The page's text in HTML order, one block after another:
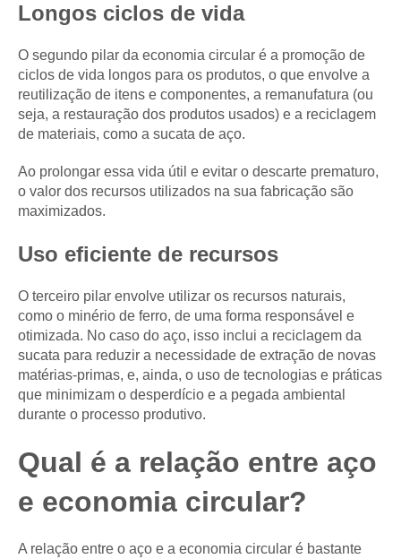
Longos ciclos de vida
O segundo pilar da economia circular é a promoção de
ciclos de vida longos para os produtos, o que envolve a
reutilização de itens e componentes, a remanufatura (ou
seja, a restauração dos produtos usados) e a reciclagem
de materiais, como a sucata de aço.
Ao prolongar essa vida útil e evitar o descarte prematuro,
o valor dos recursos utilizados na sua fabricação são
maximizados.
Uso eficiente de recursos
O terceiro pilar envolve utilizar os recursos naturais,
como o minério de ferro, de uma forma responsável e
otimizada. No caso do aço, isso inclui a reciclagem da
sucata para reduzir a necessidade de extração de novas
matérias-primas, e, ainda, o uso de tecnologias e práticas
que minimizam o desperdício e a pegada ambiental
durante o processo produtivo.
Qual é a relação entre aço
e economia circular?
A relação entre o aço e a economia circular é bastante